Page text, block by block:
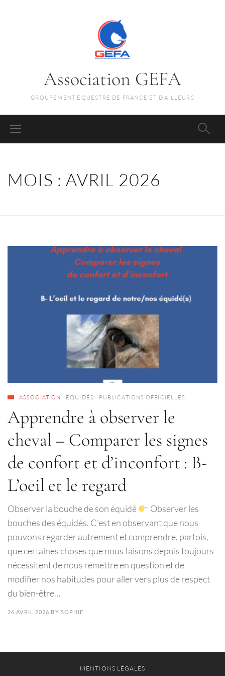
Association GEFA
GROUPEMENT ÉQUESTRE DE FRANCE ET D'AILLEURS
MOIS :AVRIL 2026
ASSOCIATION ÉQUIDÉS PUBLICATIONS OFFICIELLES
Apprendre à observer le
cheval – Comparer les signes
de confort et d’inconfort : B-
L’oeil et le regard
Observer la bouche de son équidé
Observer les
bouches des équidés. C’est en observant que nous
pouvons regarder autrement et comprendre, parfois,
que certaines choses que nous faisons depuis toujours
nécessitent de nous remettre en question et de
modifier nos habitudes pour aller vers plus de respect
du bien-être…
26 AVRIL 2026 BY SOPHIE
MENTIONS LÉGALES